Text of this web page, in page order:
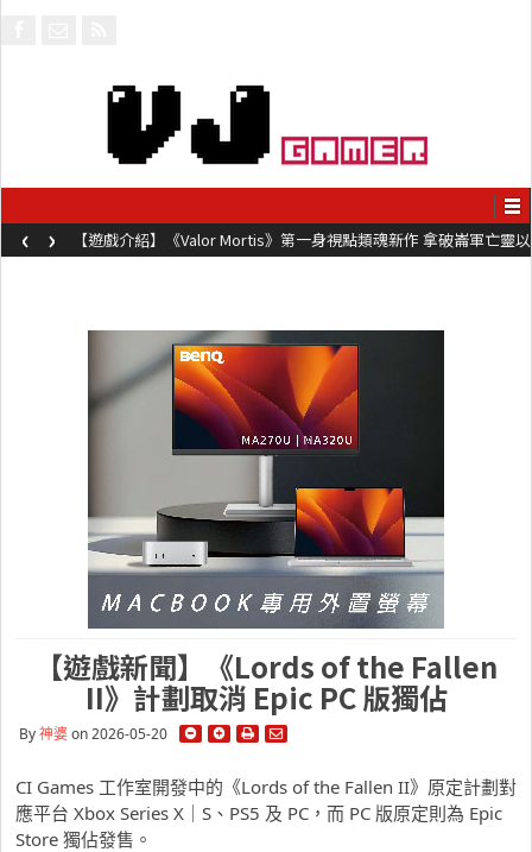
【遊戲介紹】《Valor Mortis》第一身視點類魂新作 拿破崙軍亡靈以
槍械劍與魔法殺敵
‹ ›
【遊戲新聞】《Lords of the Fallen
II》計劃取消 Epic PC 版獨佔
By神婆on 2026-05-20
CI Games 工作室開發中的《Lords of the Fallen II》原定計劃對
應平台 Xbox Series X｜S、PS5 及 PC，而 PC 版原定則為 Epic
Store 獨佔發售。